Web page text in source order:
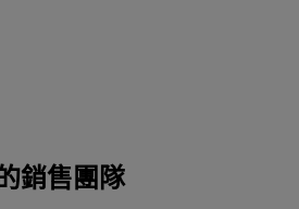
銷售團隊